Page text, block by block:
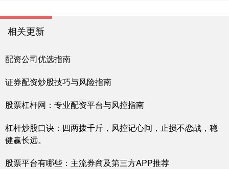
相关更新
配资公司优选指南
证券配资炒股技巧与风险指南
股票杠杆网：专业配资平台与风控指南
杠杆炒股口诀：四两拨千斤，风控记心间，止损不恋战，稳
健赢长远。
股票平台有哪些：主流券商及第三方APP推荐